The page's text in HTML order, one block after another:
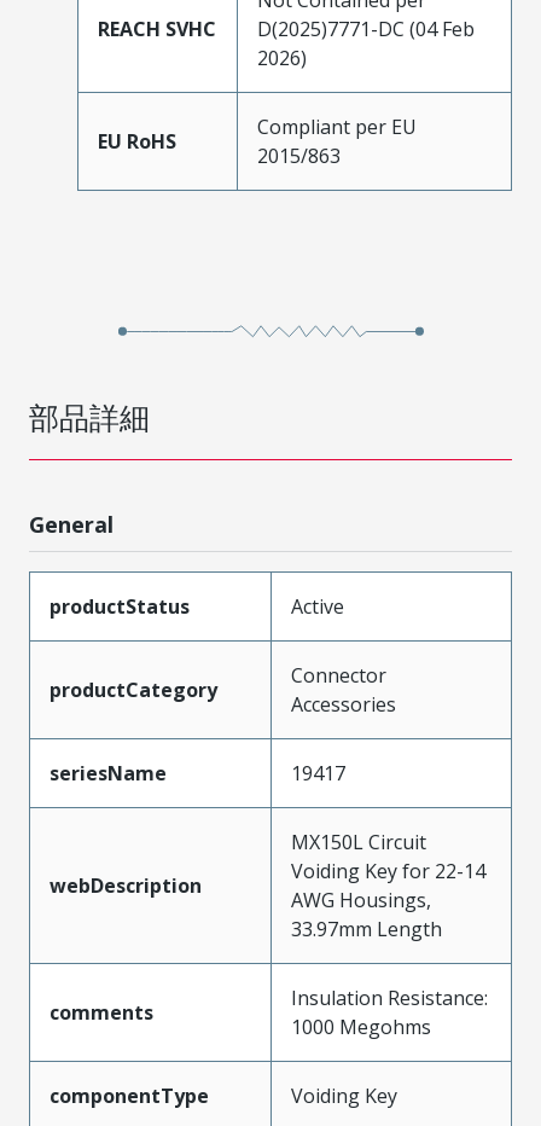
REACH SVHC
D(2025)7771-DC (04 Feb
2026)
EU RoHS
Compliant per EU
2015/863
部品詳細
General
productStatus Active
productCategory
Connector
Accessories
seriesName 19417
webDescription
MX150L Circuit
Voiding Key for 22-14
AWG Housings,
33.97mm Length
comments
Insulation Resistance:
1000 Megohms
componentType Voiding Key